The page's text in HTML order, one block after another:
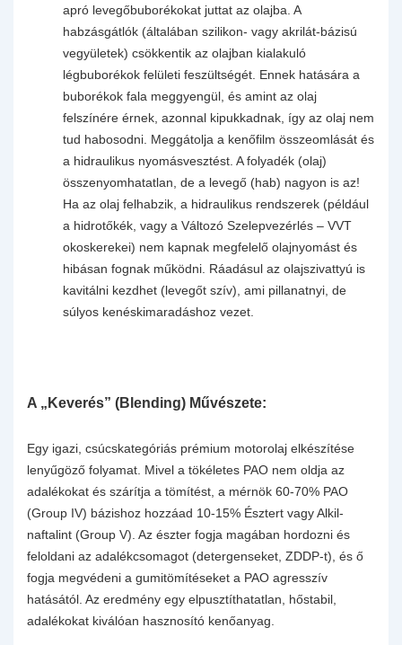
apró levegőbuborékokat juttat az olajba. A
habzásgátlók (általában szilikon- vagy akrilát-bázisú
vegyületek) csökkentik az olajban kialakuló
légbuborékok felületi feszültségét. Ennek hatására a
buborékok fala meggyengül, és amint az olaj
felszínére érnek, azonnal kipukkadnak, így az olaj nem
tud habosodni. Meggátolja a kenőfilm összeomlását és
a hidraulikus nyomásvesztést. A folyadék (olaj)
összenyomhatatlan, de a levegő (hab) nagyon is az!
Ha az olaj felhabzik, a hidraulikus rendszerek (például
a hidrotőkék, vagy a Változó Szelepvezérlés – VVT
okoskerekei) nem kapnak megfelelő olajnyomást és
hibásan fognak működni. Ráadásul az olajszivattyú is
kavitálni kezdhet (levegőt szív), ami pillanatnyi, de
súlyos kenéskimaradáshoz vezet.
A „Keverés” (Blending) Művészete:
Egy igazi, csúcskategóriás prémium motorolaj elkészítése
lenyűgöző folyamat. Mivel a tökéletes PAO nem oldja az
adalékokat és szárítja a tömítést, a mérnök 60-70% PAO
(Group IV) bázishoz hozzáad 10-15% Észtert vagy Alkil-
naftalint (Group V). Az észter fogja magában hordozni és
feloldani az adalékcsomagot (detergenseket, ZDDP-t), és ő
fogja megvédeni a gumitömítéseket a PAO agresszív
hatásától. Az eredmény egy elpusztíthatatlan, hőstabil,
adalékokat kiválóan hasznosító kenőanyag.